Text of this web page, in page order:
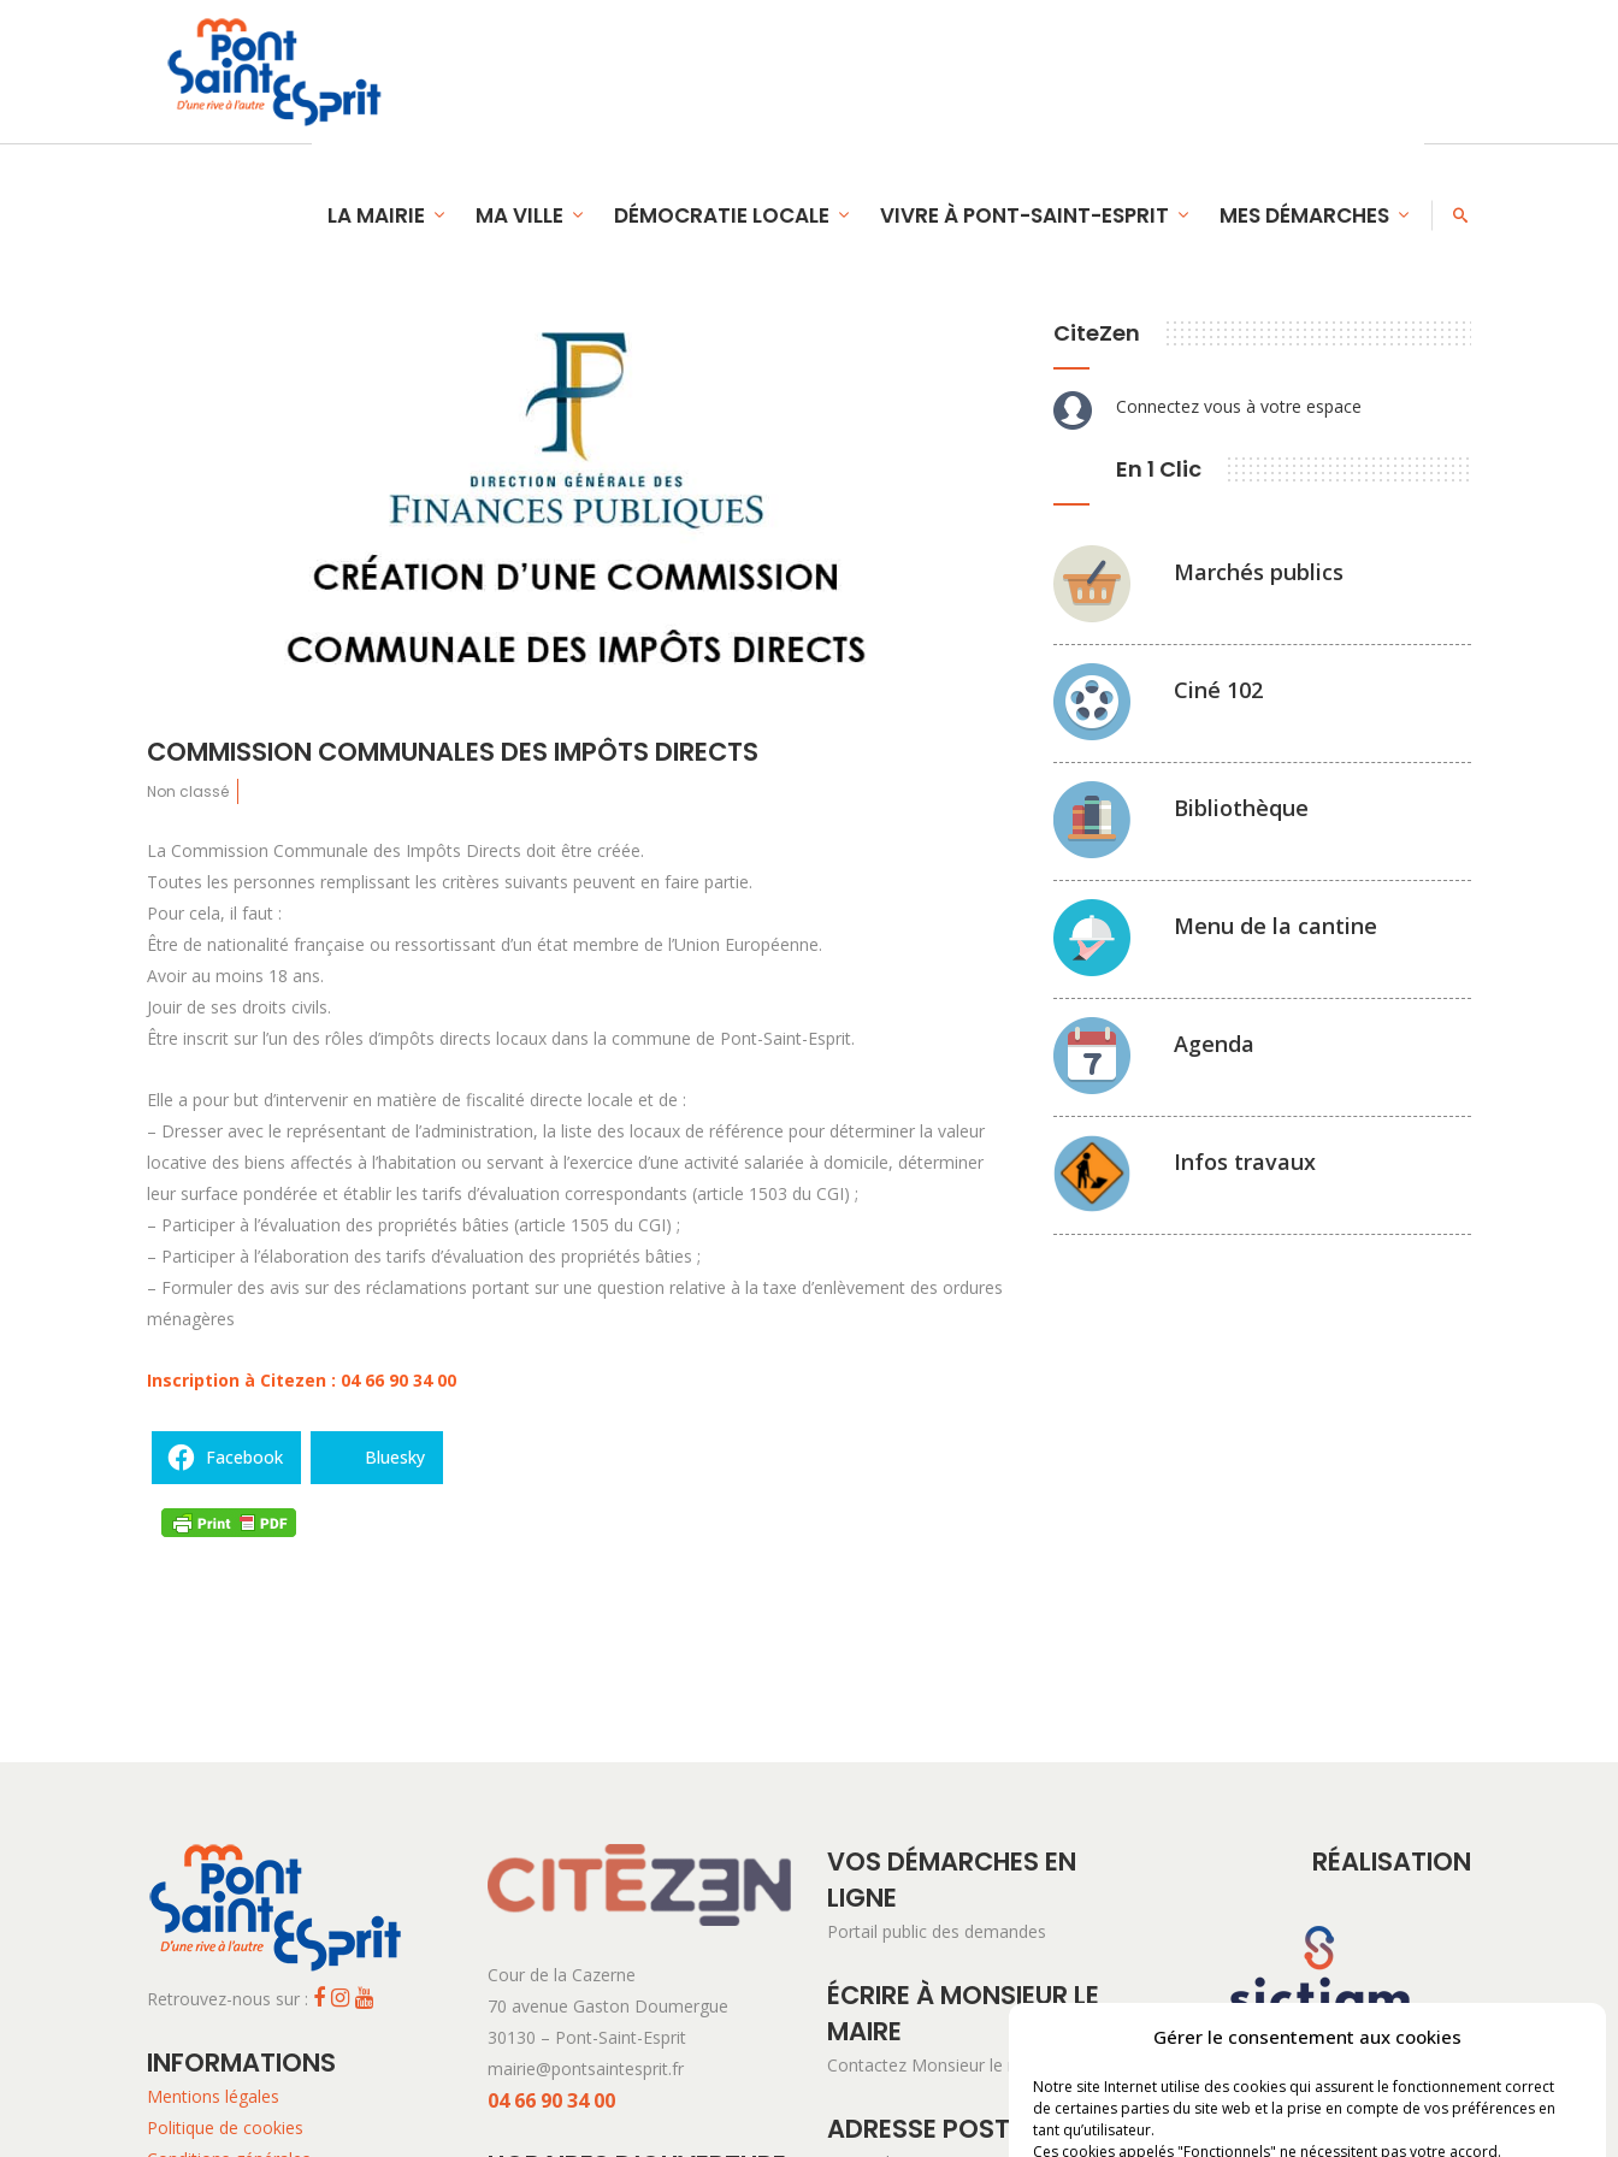
Gérer le consentement aux cookies
Notre site Internet utilise des cookies qui assurent le fonctionnement correct
de certaines parties du site web et la prise en compte de vos préférences en
tant qu’utilisateur.
Ces cookies appelés "Fonctionnels" ne nécessitent pas votre accord.
LA MAIRIE MA VILLE DÉMOCRATIE LOCALE VIVRE À PONT-SAINT-ESPRIT MES DÉMARCHES
COMMISSION COMMUNALES DES IMPÔTS DIRECTS
Non classé
La Commission Communale des Impôts Directs doit être créée.
Toutes les personnes remplissant les critères suivants peuvent en faire partie.
Pour cela, il faut :
Être de nationalité française ou ressortissant d’un état membre de l’Union Européenne.
Avoir au moins 18 ans.
Jouir de ses droits civils.
Être inscrit sur l’un des rôles d’impôts directs locaux dans la commune de Pont-Saint-Esprit.
Elle a pour but d’intervenir en matière de fiscalité directe locale et de :
– Dresser avec le représentant de l’administration, la liste des locaux de référence pour déterminer la valeur
locative des biens affectés à l’habitation ou servant à l’exercice d’une activité salariée à domicile, déterminer
leur surface pondérée et établir les tarifs d’évaluation correspondants (article 1503 du CGI) ;
– Participer à l’évaluation des propriétés bâties (article 1505 du CGI) ;
– Participer à l’élaboration des tarifs d’évaluation des propriétés bâties ;
– Formuler des avis sur des réclamations portant sur une question relative à la taxe d’enlèvement des ordures
ménagères
Inscription à Citezen : 04 66 90 34 00
Facebook Bluesky
CiteZen
Connectez vous à votre espace
En 1 Clic
Marchés publics
Ciné 102
Bibliothèque
Menu de la cantine
Agenda
Infos travaux
Retrouvez-nous sur :
INFORMATIONS
Mentions légales
Politique de cookies
Cour de la Cazerne
70 avenue Gaston Doumergue
30130 – Pont-Saint-Esprit
mairie@pontsaintesprit.fr
04 66 90 34 00
VOS DÉMARCHES EN
LIGNE
Portail public des demandes
ÉCRIRE À MONSIEUR LE
MAIRE
Contactez Monsieur le maire
ADRESSE POSTALE
RÉALISATION